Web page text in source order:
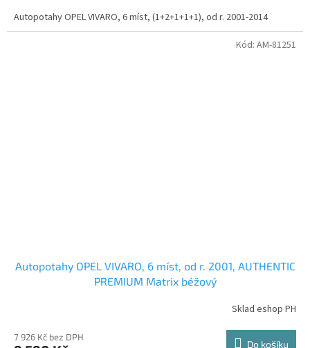
Autopotahy OPEL VIVARO, 6 míst, (1+2+1+1+1), od r. 2001-2014
Autopotahy OPEL VIVARO, 6 míst, od r. 2001, AUTHENTIC
PREMIUM Matrix béžový
Sklad eshop PH
7 926 Kč bez DPH
Do košíku
Kód: AM-81251